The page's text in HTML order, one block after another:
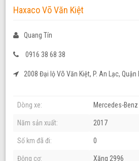
Haxaco Võ Văn Kiệt
Quang Tín
0916 38 68 38
2008 Đại lộ Võ Văn Kiệt, P. An Lạc, Quận
Dòng xe: Mercedes-
Năm sản xuất: 2017
Số km đã đi: 0
Động cơ: Xăng 2996